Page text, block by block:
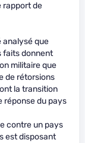
rapport de
analysé que
faits donnent
militaire que
de rétorsions
la transition
réponse du pays
contre un pays
est disposant